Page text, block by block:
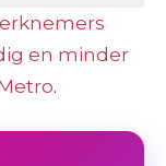
en minder
.